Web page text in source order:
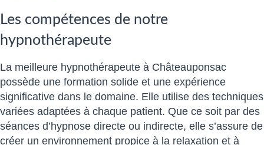
Les compétences de notre
hypnothérapeute
La meilleure hypnothérapeute à Châteauponsac
possède une formation solide et une expérience
significative dans le domaine. Elle utilise des techniques
variées adaptées à chaque patient. Que ce soit par des
séances d’hypnose directe ou indirecte, elle s’assure de
créer un environnement propice à la relaxation et à